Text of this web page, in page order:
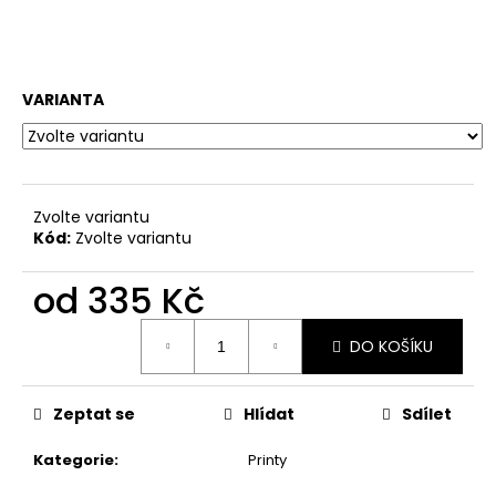
VARIANTA
Zvolte variantu
Kód: Zvolte variantu
od 335 Kč
DO KOŠÍKU
Kategorie: Printy
Zeptat se Hlídat Sdílet
m
e
HRNEK
MALOVANÁ
LÍNÁ
MRDKA
550
Kč